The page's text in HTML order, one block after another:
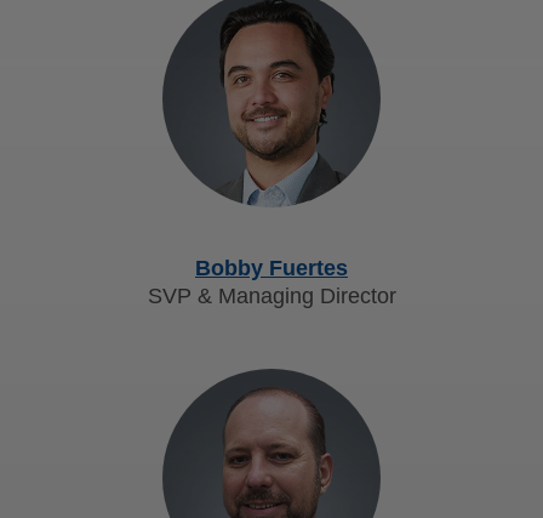
Bobby Fuertes
SVP & Managing Director